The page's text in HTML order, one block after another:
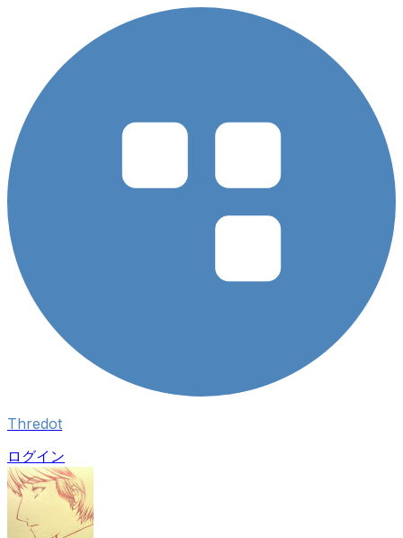
Thredot
ログイン